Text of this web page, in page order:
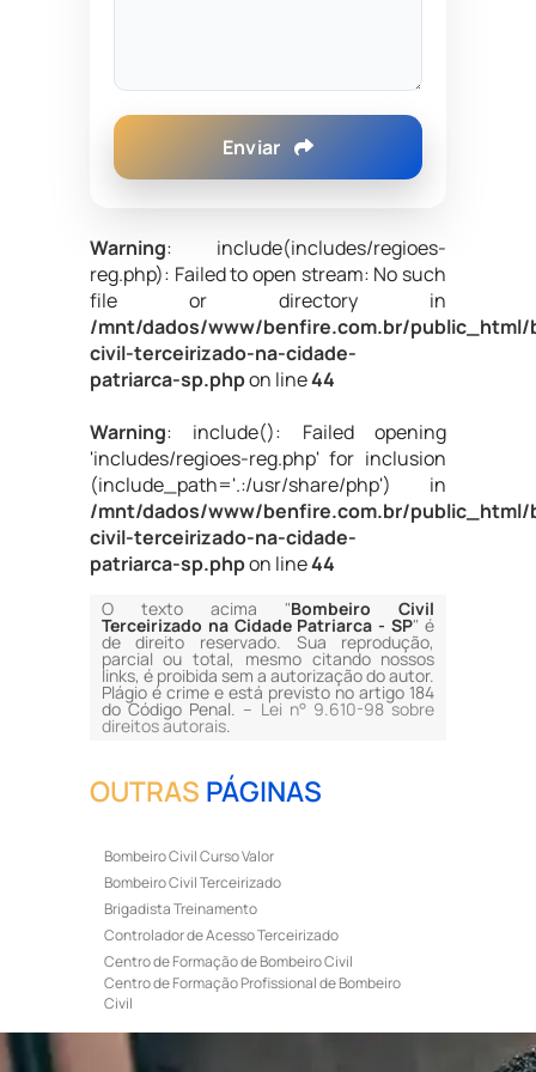
Enviar
Warning: include(includes/regioes-
reg.php): Failed to open stream: No such
file or directory in
/mnt/dados/www/benfire.com.br/public_html/
civil-terceirizado-na-cidade-
patriarca-sp.phpon line44
Warning: include(): Failed opening
'includes/regioes-reg.php' for inclusion
(include_path='.:/usr/share/php') in
/mnt/dados/www/benfire.com.br/public_html/
civil-terceirizado-na-cidade-
patriarca-sp.phpon line44
O texto acima "Bombeiro Civil
Terceirizado na Cidade Patriarca - SP" é
de direito reservado. Sua reprodução,
parcial ou total, mesmo citando nossos
links, é proibida sem a autorização do autor.
Plágio é crime e está previsto no artigo 184
do Código Penal. – Lei n° 9.610-98 sobre
direitos autorais.
OUTRAS PÁGINAS
Bombeiro Civil Curso Valor
Bombeiro Civil Terceirizado
Brigadista Treinamento
Controlador de Acesso Terceirizado
Centro de Formação de Bombeiro Civil
Centro de Formação Profissional de Bombeiro
Civil
Curso de Bombeiro Civil
Curso de Bombeiro Civil Preço